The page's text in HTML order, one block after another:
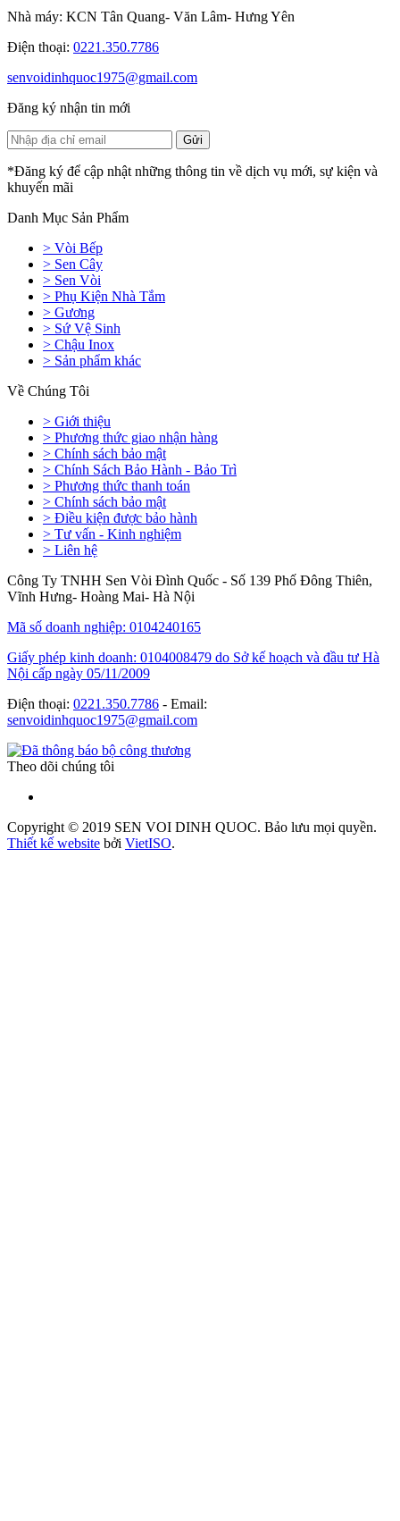
Nhà máy: KCN Tân Quang- Văn Lâm- Hưng Yên
Điện thoại: 0221.350.7786
senvoidinhquoc1975@gmail.com
Đăng ký nhận tin mới
*Đăng ký để cập nhật những thông tin về dịch vụ mới, sự kiện và
khuyến mãi
Danh Mục Sản Phẩm
> Vòi Bếp
> Sen Cây
> Sen Vòi
> Phụ Kiện Nhà Tắm
> Gương
> Sứ Vệ Sinh
> Chậu Inox
> Sản phẩm khác
Về Chúng Tôi
> Giới thiệu
> Phương thức giao nhận hàng
> Chính sách bảo mật
> Chính Sách Bảo Hành - Bảo Trì
> Phương thức thanh toán
> Chính sách bảo mật
> Điều kiện được bảo hành
> Tư vấn - Kinh nghiệm
> Liên hệ
Công Ty TNHH Sen Vòi Đình Quốc - Số 139 Phố Đông Thiên,
Vĩnh Hưng- Hoàng Mai- Hà Nội
Mã số doanh nghiệp: 0104240165
Giấy phép kinh doanh: 0104008479 do Sở kế hoạch và đầu tư Hà
Nội cấp ngày 05/11/2009
Điện thoại: 0221.350.7786 - Email:
senvoidinhquoc1975@gmail.com
Theo dõi chúng tôi
Copyright © 2019 SEN VOI DINH QUOC. Bảo lưu mọi quyền.
Thiết kế website bởi VietISO.